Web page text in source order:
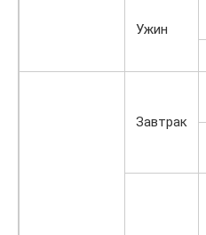
Ужин
Завтрак